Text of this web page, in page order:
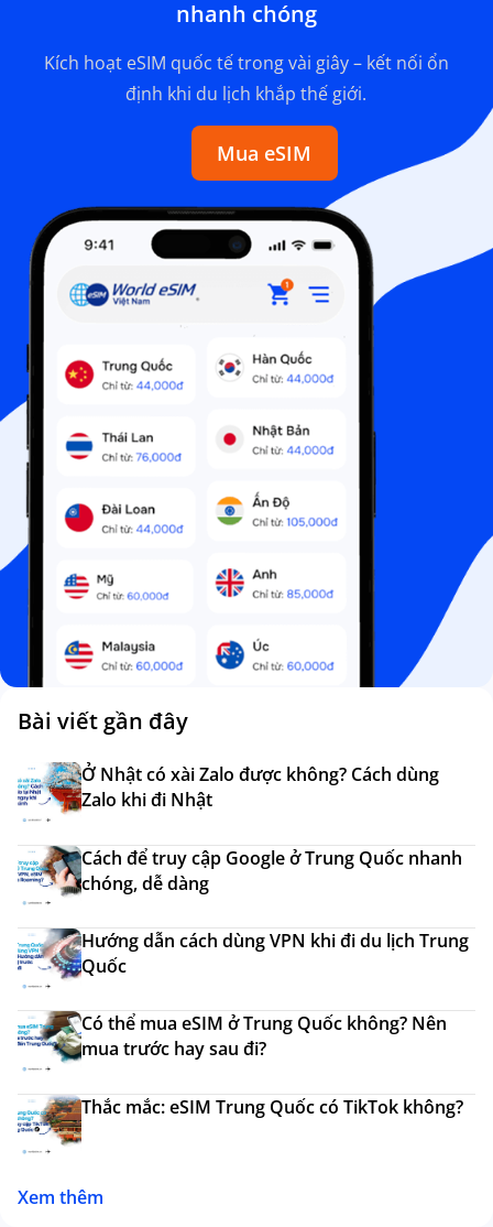
nhanh chóng
Kích hoạt eSIM quốc tế trong vài giây – kết nối ổn
định khi du lịch khắp thế giới.
Mua eSIM
Bài viết gần đây
Ở Nhật có xài Zalo được không? Cách dùng
Zalo khi đi Nhật
Cách để truy cập Google ở Trung Quốc nhanh
chóng, dễ dàng
Hướng dẫn cách dùng VPN khi đi du lịch Trung
Quốc
Có thể mua eSIM ở Trung Quốc không? Nên
mua trước hay sau đi?
Thắc mắc: eSIM Trung Quốc có TikTok không?
Xem thêm